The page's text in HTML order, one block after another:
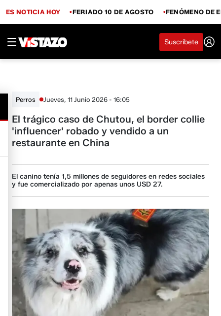
ES NOTICIA HOY FERIADO 10 DE AGOSTO FENÓMENO DE
Suscríbete
Perros Jueves, 11 Junio 2026 - 16:05
El trágico caso de Chutou, el border collie
'influencer' robado y vendido a un
restaurante en China
El canino tenía 1,5 millones de seguidores en redes sociales
y fue comercializado por apenas unos USD 27.